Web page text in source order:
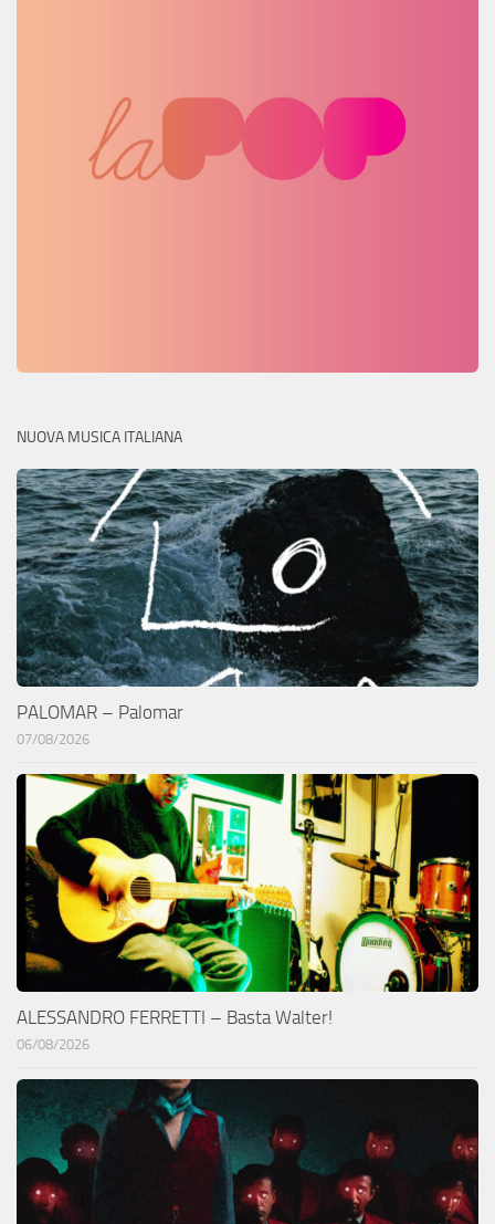
NUOVA MUSICA ITALIANA
PALOMAR – Palomar
07/08/2026
ALESSANDRO FERRETTI – Basta Walter!
06/08/2026